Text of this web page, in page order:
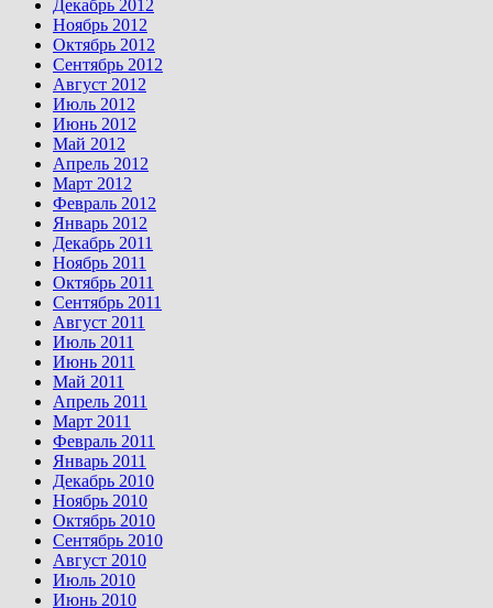
Декабрь 2012
Ноябрь 2012
Октябрь 2012
Сентябрь 2012
Август 2012
Июль 2012
Июнь 2012
Май 2012
Апрель 2012
Март 2012
Февраль 2012
Январь 2012
Декабрь 2011
Ноябрь 2011
Октябрь 2011
Сентябрь 2011
Август 2011
Июль 2011
Июнь 2011
Май 2011
Апрель 2011
Март 2011
Февраль 2011
Январь 2011
Декабрь 2010
Ноябрь 2010
Октябрь 2010
Сентябрь 2010
Август 2010
Июль 2010
Июнь 2010